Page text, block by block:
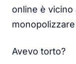
online è
Avevo torto?